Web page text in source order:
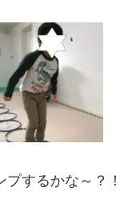
するかな～？！